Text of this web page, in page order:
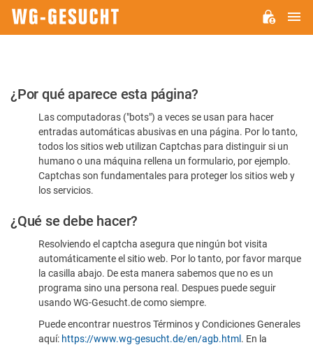
Por
favor,
confirme
humano
¿Por qué aparece esta página?
Las computadoras ("bots") a veces se usan para hacer
entradas automáticas abusivas en una página. Por lo tanto,
todos los sitios web utilizan Captchas para distinguir si un
humano o una máquina rellena un formulario, por ejemplo.
Captchas son fundamentales para proteger los sitios web y
los servicios.
¿Qué se debe hacer?
Resolviendo el captcha asegura que ningún bot visita
automáticamente el sitio web. Por lo tanto, por favor marque
la casilla abajo. De esta manera sabemos que no es un
programa sino una persona real. Despues puede seguir
usando WG-Gesucht.de como siempre.
Puede encontrar nuestros Términos y Condiciones Generales
aquí: https://www.wg-gesucht.de/en/agb.html . En la